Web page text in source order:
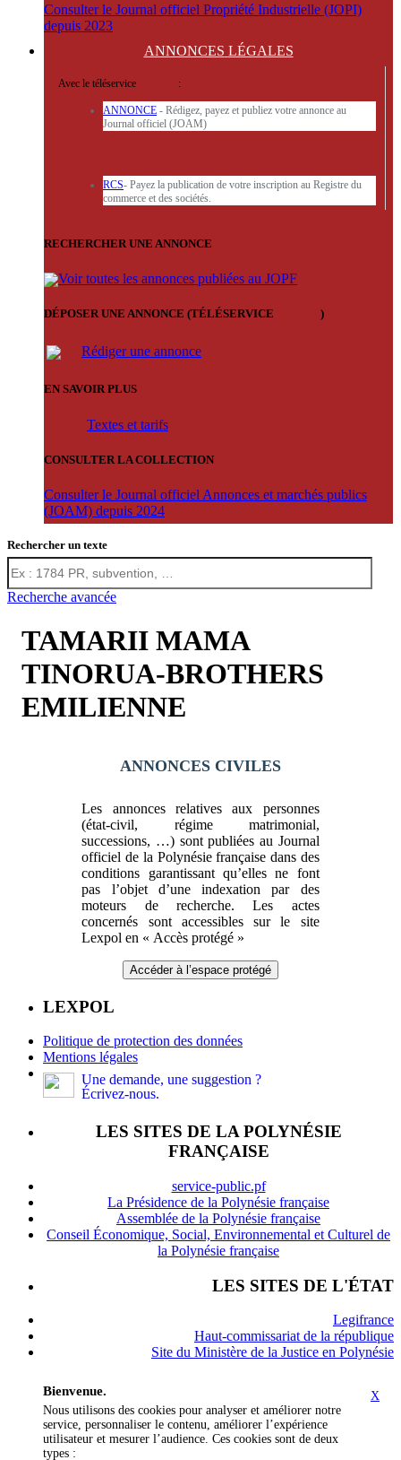
Consulter le Journal officiel Propriété Industrielle (JOPI)
depuis 2023
ANNONCES LÉGALES
Avec le téléservice :
ANNONCE - Rédigez, payez et publiez votre annonce au
Journal officiel (JOAM)
RCS- Payez la publication de votre inscription au Registre du
commerce et des sociétés.
RECHERCHER UNE ANNONCE
Voir toutes les annonces publiées au JOPF
DÉPOSER UNE ANNONCE (TÉLÉSERVICE )
Rédiger une annonce
EN SAVOIR PLUS
Textes et tarifs
CONSULTER LA COLLECTION
Consulter le Journal officiel Annonces et marchés publics
(JOAM) depuis 2024
Rechercher un texte
Recherche avancée
TAMARII MAMA
TINORUA-BROTHERS
EMILIENNE
ANNONCES CIVILES
Les annonces relatives aux personnes
(état-civil, régime matrimonial,
successions, …) sont publiées au Journal
officiel de la Polynésie française dans des
conditions garantissant qu’elles ne font
pas l’objet d’une indexation par des
moteurs de recherche. Les actes
concernés sont accessibles sur le site
Lexpol en « Accès protégé »
Accéder à l’espace protégé
LEXPOL
Politique de protection des données
Mentions légales
Une demande, une suggestion ?
Écrivez-nous.
LES SITES DE LA POLYNÉSIE
FRANÇAISE
service-public.pf
La Présidence de la Polynésie française
Assemblée de la Polynésie française
Conseil Économique, Social, Environnemental et Culturel de
la Polynésie française
LES SITES DE L'ÉTAT
Legifrance
Haut-commissariat de la république
Site du Ministère de la Justice en Polynésie
X
Bienvenue.
Nous utilisons des cookies pour analyser et améliorer notre
service, personnaliser le contenu, améliorer l’expérience
utilisateur et mesurer l’audience. Ces cookies sont de deux
types :